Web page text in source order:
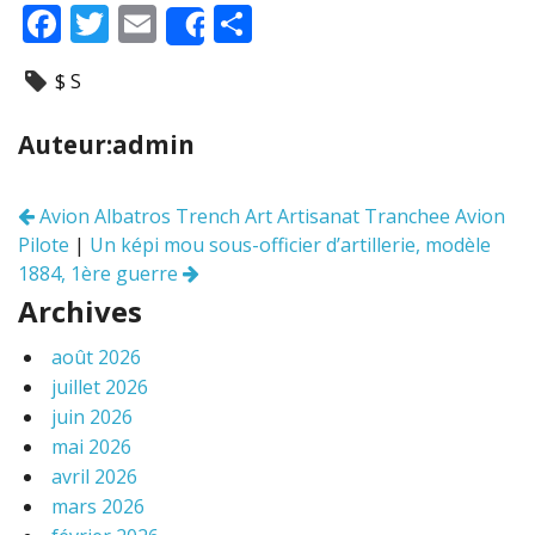
F
ac
e
b
o
k
T
er
E
m
l
Share
$ S
Auteur:admin
Navigation
des
articles
Avion Albatros Trench Art Artisanat Tranchee Avion
Pilote | Un képi mou sous-officier d’artillerie, modèle
1884, 1ère guerre
Archives
août 2026
juillet 2026
juin 2026
mai 2026
avril 2026
mars 2026